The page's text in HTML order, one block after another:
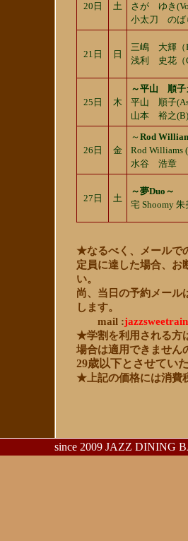
20日 土
さが ゆき
小太刀 のば
21日 日
三嶋 大輝
浅利 史花（
25日 木
～平山 順子
平山 順子
山本 裕之
26日 金
～ Rod
Rod
水谷 浩章
27日 土
～夢Duo～
宅 Shoomy
★なるべく、メールで
定員に達した場合、お
い。
尚、当日の予約メー
します。
mail :
★学割を利用される方
場合は適用できません
29歳以下とさせてい
★上記の価格には消費
since 2009 JAZZ DINING